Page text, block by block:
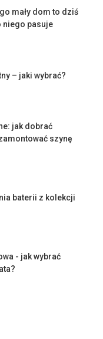
mały dom to dziś
niego pasuje
– jaki wybrać?
jak dobrać
szynę
baterii z kolekcji
- jak wybrać